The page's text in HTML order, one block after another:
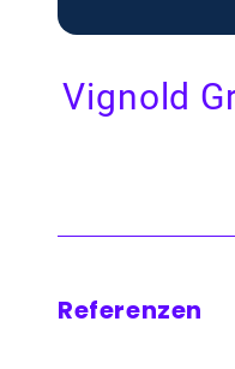
Vig­nold
Referenzen